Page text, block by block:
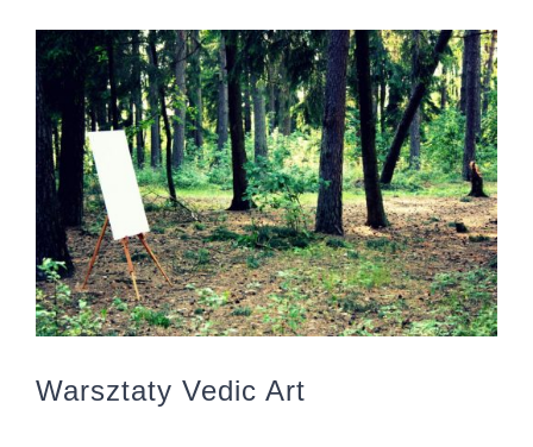
Warsztaty Vedic Art